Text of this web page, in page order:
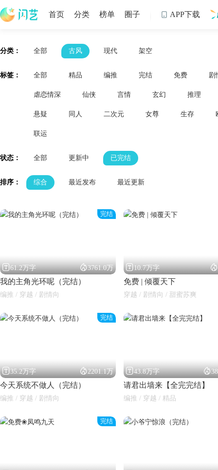
闪艺
首页 分类 榜单 圈子  APP下载
分类： 全部 古风 现代 架空
标签： 全部 精品 编推 完结 免费 剧
虐恋情深 仙侠 言情 玄幻 推理
悬疑 同人 二次元 女尊 生存
联运
状态： 全部 更新中 已完结
排序： 综合 最近发布 最近更新
完结
61.2万字 3761.0万
我的主角光环呢（完结）
编推 / 穿越 / 剧情向
10.7万字 
免费 | 倾覆天下
穿越 / 剧情向 / 甜蜜苏爽
完结
35.2万字 2201.1万
今天系统不做人（完结）
编推 / 穿越 / 剧情向
43.8万字 
请君出墙来【全完完结】
编推 / 穿越 / 精品
完结